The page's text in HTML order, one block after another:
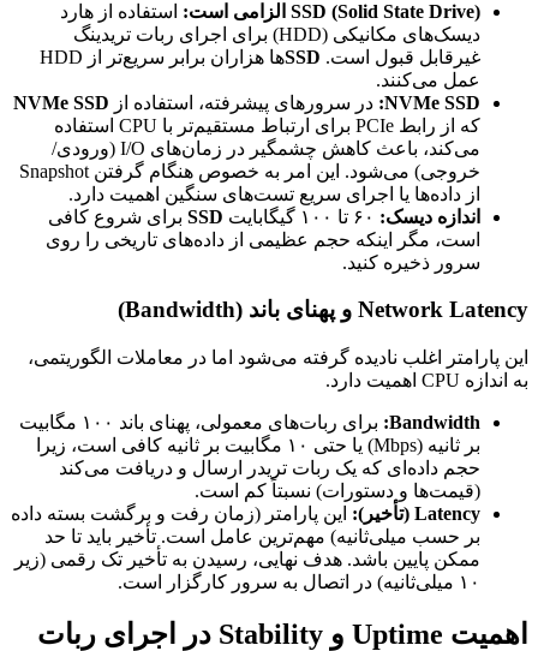
SSD (Solid State Drive) الزامی است:
استفاده از هارد
دیسک‌های مکانیکی (HDD) برای اجرای ربات تریدینگ
غیرقابل قبول است. SSD
ها هزاران برابر سریع‌تر از HDD
عمل می‌کنند.
NVMe SSD: در سرورهای پیشرفته، استفاده از NVMe SSD
که از رابط PCIe برای ارتباط مستقیم‌تر با CPU استفاده
می‌کند، باعث کاهش چشمگیر در زمان‌های I/O (ورودی/
خروجی) می‌شود. این امر به خصوص هنگام گرفتن Snapshot
از داده‌ها یا اجرای سریع تست‌های سنگین اهمیت دارد.
اندازه دیسک:
SSD برای شروع کافی
است، مگر اینکه حجم عظیمی از داده‌های تاریخی را روی
سرور ذخیره کنید.
Network Latency و پهنای باند (Bandwidth)
این پارامتر اغلب نادیده گرفته می‌شود اما در معاملات الگوریتمی،
به اندازه CPU اهمیت دارد.
Bandwidth:
برای ربات‌های معمولی، پهنای باند ۱۰۰ مگابیت
بر ثانیه (Mbps) یا حتی ۱۰ مگابیت بر ثانیه کافی است، زیرا
حجم داده‌ای که یک ربات تریدر ارسال و دریافت می‌کند
(قیمت‌ها و دستورات) نسبتاً کم است.
Latency (تأخیر):
این پارامتر (زمان رفت و برگشت بسته داده
بر حسب میلی‌ثانیه) مهم‌ترین عامل است. تأخیر باید تا حد
ممکن پایین باشد. هدف نهایی، رسیدن به تأخیر تک رقمی (زیر
۱۰ میلی‌ثانیه) در اتصال به سرور کارگزار است.
اهمیت Uptime و Stability در اجرای ربات